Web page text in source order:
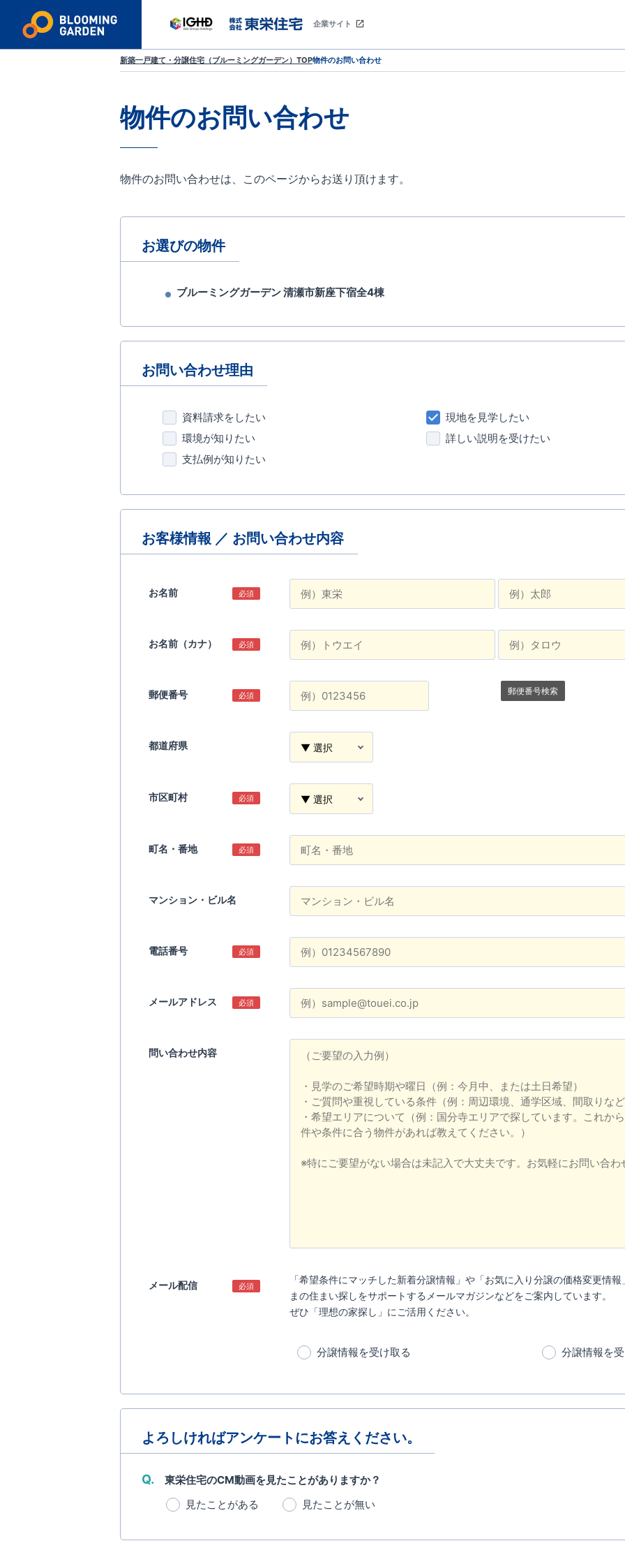
企業サイト
新築一戸建て・分譲住宅（ブルーミングガーデン）TOP物件のお問い合わせ
物件のお問い合わせ
物件のお問い合わせは、このページからお送り頂けます。
お選びの物件
ブルーミングガーデン 清瀬市新座下宿全4棟
お問い合わせ理由
資料請求をしたい
現地を見学したい
環境が知りたい
詳しい説明を受けたい
支払例が知りたい
お客様情報 ／ お問い合わせ内容
お名前 必須
お名前（カナ） 必須
郵便番号 必須 郵便番号検索
都道府県
市区町村 必須
町名・番地 必須
マンション・ビル名
電話番号 必須
メールアドレス 必須
問い合わせ内容
メール配信 必須
「希望条件にマッチした新着分譲情報」や「お気に入り分譲の価格変更情
まの住まい探しをサポートするメールマガジンなどをご案内しています。
ぜひ「理想の家探し」にご活用ください。
分譲情報を受け取る 分譲情報を
よろしければアンケートにお答えください。
Q. 東栄住宅のCM動画を見たことがありますか？
見たことがある
見たことが無い